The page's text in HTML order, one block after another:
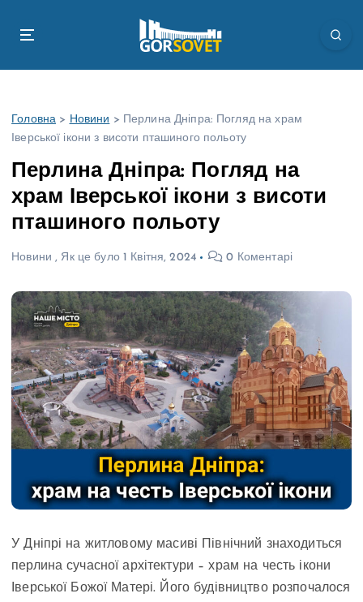
Головна > Новини >
Перлина Дніпра: Погляд на храм
Іверської ікони з висоти пташиного польоту
Перлина Дніпра: Погляд на
храм Іверської ікони з висоти
пташиного польоту
Новини , Як це було 1 Квітня, 2024 0 Коментарі
У Дніпрі на житловому масиві Північний знаходиться
перлина сучасної архітектури – храм на честь ікони
Іверської Божої Матері. Його будівництво розпочалося